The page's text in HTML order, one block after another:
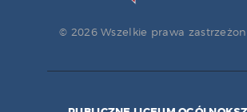
© 2026 Wszelkie prawa